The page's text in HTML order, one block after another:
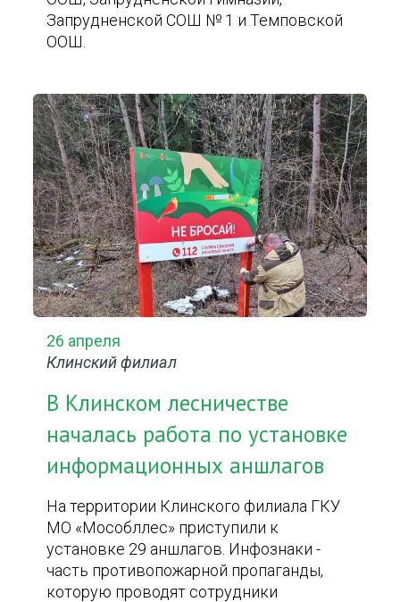
Запрудненской СОШ № 1 и Темповской
ООШ.
26 апреля
Клинский филиал
В Клинском лесничестве
началась работа по установке
информационных аншлагов
На территории Клинского филиала ГКУ
МО «Мособллес» приступили к
установке 29 аншлагов. Инфознаки -
часть противопожарной пропаганды,
которую проводят сотрудники